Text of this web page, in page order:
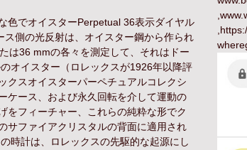
色でオイスターPerpetual 36表示ダイヤル
側の光反射は、オイスター鋼から作られ
は36 mmの各々を測定して、それはドー
オイスター（ロレックスが1926年以降評
クスオイスターパーペチュアルコレクシ
ケース、および永久回転を介して運動の
をフィーチャー、これらの純粋な形でク
サファイアクリスタルの背面に適用され
時計は、ロレックスの先駆的な起源にし
,